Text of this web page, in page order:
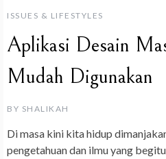
ISSUES & LIFESTYLES
Aplikasi Desain
Mudah Digunakan
BY SHALIKAH
Di masa kini kita hidup
pengetahuan dan ilmu yang